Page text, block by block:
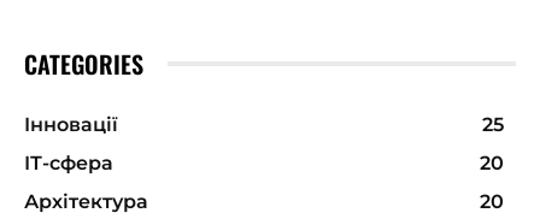
CATEGORIES
Інновації
25
ІТ-сфера
20
Архітектура
20